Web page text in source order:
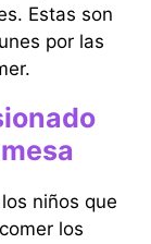
Estas son
por las
niños que
los